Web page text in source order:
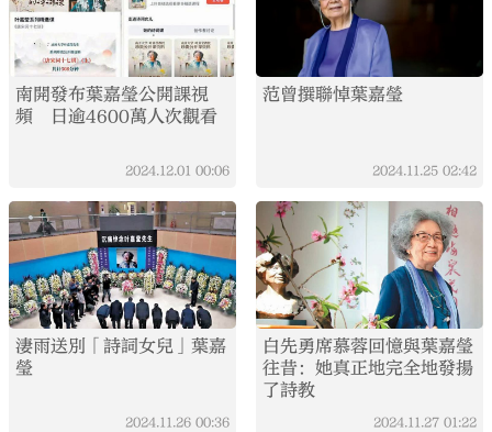
南開發布葉嘉瑩公開課視
頻 日逾4600萬人次觀看
2024.12.01 00:06
范曾撰聯悼葉嘉瑩
2024.11.25 02:42
淒雨送別「詩詞女兒」葉嘉
瑩
2024.11.26 00:36
白先勇席慕蓉回憶與葉嘉瑩
往昔：她真正地完全地發揚
了詩教
2024.11.27 01:22